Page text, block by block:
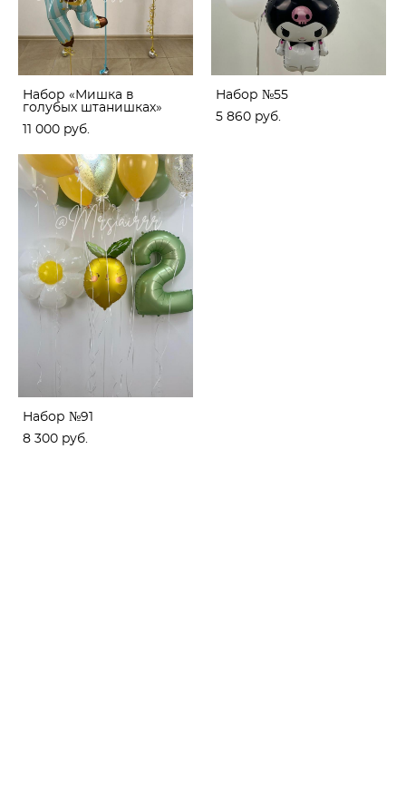
Набор «Мишка в
голубых штанишках»
11 000 pуб.
Набор №55
5 860 pуб.
Набор №91
8 300 pуб.